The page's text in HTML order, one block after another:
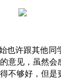
也许跟其他同
意见，虽然会
不够好，但是